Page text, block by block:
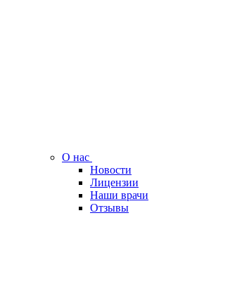
О нас
Новости
Лицензии
Наши врачи
Отзывы